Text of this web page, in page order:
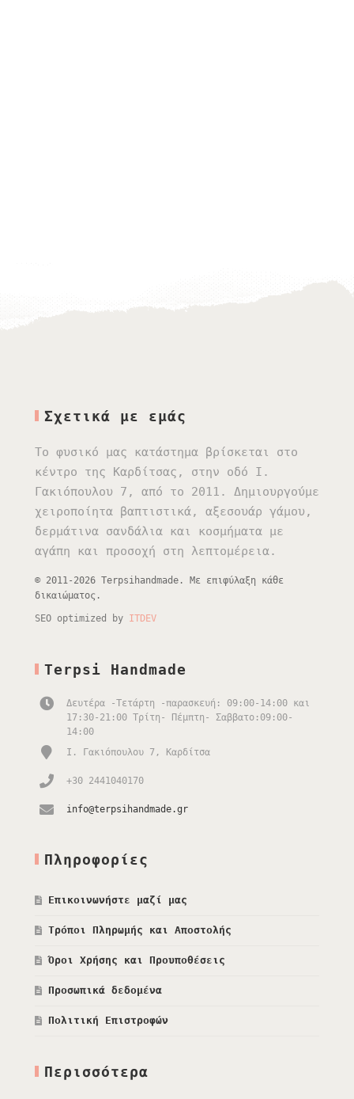
Σχετικά με εμάς
Το φυσικό μας κατάστημα βρίσκεται στο
κέντρο της Καρδίτσας, στην οδό Ι.
Γακιόπουλου 7, από το 2011. Δημιουργούμε
χειροποίητα βαπτιστικά, αξεσουάρ γάμου,
δερμάτινα σανδάλια και κοσμήματα με
αγάπη και προσοχή στη λεπτομέρεια.
© 2011-2026 Terpsihandmade. Με επιφύλαξη κάθε
δικαιώματος.
SEO optimized by ITDEV
Terpsi Handmade
Δευτέρα -Τετάρτη -παρασκευή: 09:00-14:00 και
17:30-21:00 Τρίτη- Πέμπτη- Σαββατο:09:00-
14:00
Ι. Γακιόπουλου 7, Καρδίτσα
+30 2441040170
info@terpsihandmade.gr
Πληροφορίες
Επικοινωνήστε μαζί μας
Τρόποι Πληρωμής και Αποστολής
Όροι Χρήσης και Προυποθέσεις
Προσωπικά δεδομένα
Πολιτική Επιστροφών
Περισσότερα